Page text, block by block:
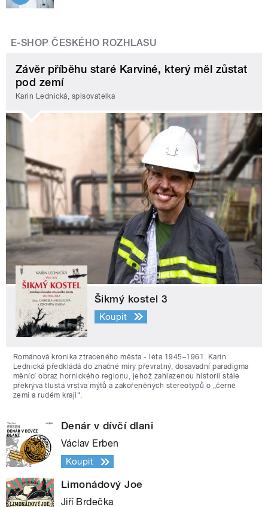
E-SHOP ČESKÉHO ROZHLASU
Závěr příběhu staré Karviné, který měl zůstat
pod zemí
Karin Lednická, spisovatelka
Šikmý kostel 3
Koupit
Románová kronika ztraceného města - léta 1945–1961. Karin
Lednická předkládá do značné míry převratný, dosavadní paradigma
měnící obraz hornického regionu, jehož zahlazenou historii stále
překrývá tlustá vrstva mýtů a zakořeněných stereotypů o „černé
zemi a rudém kraji“.
Denár v dívčí dlani
Václav Erben
Koupit
Limonádový Joe
Jiří Brdečka